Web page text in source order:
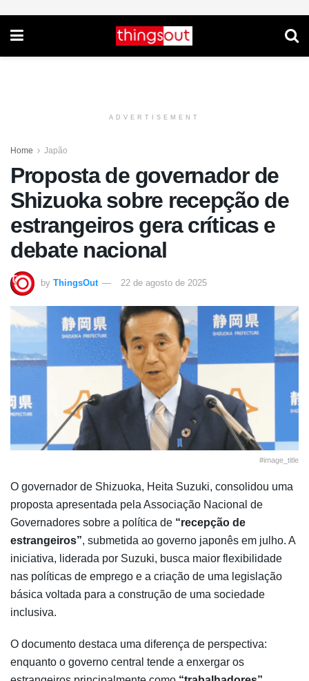
ADVERTISEMENT
Home Japão
Proposta de governador de
Shizuoka sobre recepção de
estrangeiros gera críticas e
debate nacional
by ThingsOut 22 de agosto de 2025
#image_title
O governador de Shizuoka, Heita Suzuki, consolidou uma
proposta apresentada pela Associação Nacional de
Governadores sobre a política de “recepção de
estrangeiros”, submetida ao governo japonês em julho. A
iniciativa, liderada por Suzuki, busca maior flexibilidade
nas políticas de emprego e a criação de uma legislação
básica voltada para a construção de uma sociedade
inclusiva.
O documento destaca uma diferença de perspectiva:
enquanto o governo central tende a enxergar os